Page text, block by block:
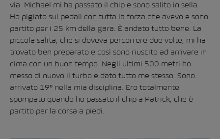
via. Michael mi ha passato il chip e sono salito in sella.
Ho pigiato sui pedali con tutta la forza che avevo e sono
partito per i 25 km della gara. È andato tutto bene. La
piccola salita, che si doveva percorrere due volte, mi ha
trovato ben preparato e così sono riuscito ad arrivare in
cima con un buon tempo. Negli ultimi 500 metri ho
messo di nuovo il turbo e dato tutto me stesso. Sono
arrivato 19° nella mia disciplina. Ero totalmente
spompato quando ho passato il chip a Patrick, che è
partito per la corsa a piedi.